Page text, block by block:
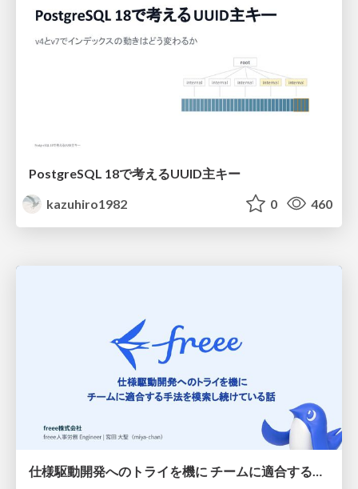
PostgreSQL 18で考えるUUID主キー
kazuhiro1982
0 460
仕様駆動開発へのトライを機に チームに適合する手法を模索し続けている話